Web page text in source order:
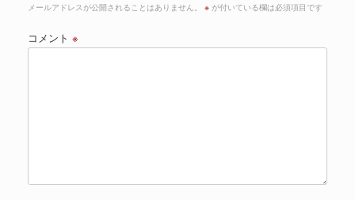
メールアドレスが公開されることはありません。 ※ が付いている欄は必須項目です
コメント ※